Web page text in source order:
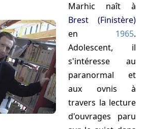
Marhic naît à
Brest (Finistère)
en 1965.
Adolescent, il
s'intéresse au
paranormal et
aux ovnis à
travers la lecture
d'ouvrages paru